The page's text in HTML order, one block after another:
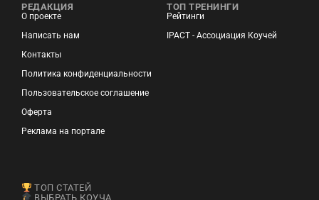
РЕДАКЦИЯ
О проекте
Написать нам
Контакты
Политика конфиденциальности
Пользовательское соглашение
Оферта
Реклама на портале
ТОП ТРЕНИНГИ
Рейтинги
IPACT - Ассоциация Коучей
ТОП СТАТЕЙ
ВЫБРАТЬ КОУЧА